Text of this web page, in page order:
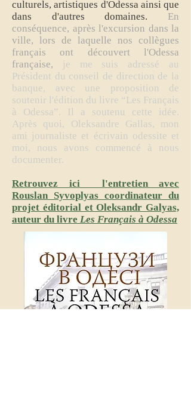
culturels, artistiques d'Odessa ainsi que
dans d'autres domaines. En
conséquence, après l'excursion dans la
ville, lors de laquelle nos collègues
français ont découvert l'Odessa
française,
je me suis adressé au
Président du conseil de direction de la
banque, avec une proposition de
soutenir l'édition du livre “Les Français
à Odessa”. Il a soutenu cette idée.
Après quoi, Oleksandre Gallas, mon
ami journaliste et écrivain odessite et
moi, nous avons commencé à nous
documenter.
Retrouvez ici l'entretien avec
Rouslan Syvoplyas coordinateur du
projet éditorial et Oleksandr Galyas,
auteur du livre Les Français à Odessa